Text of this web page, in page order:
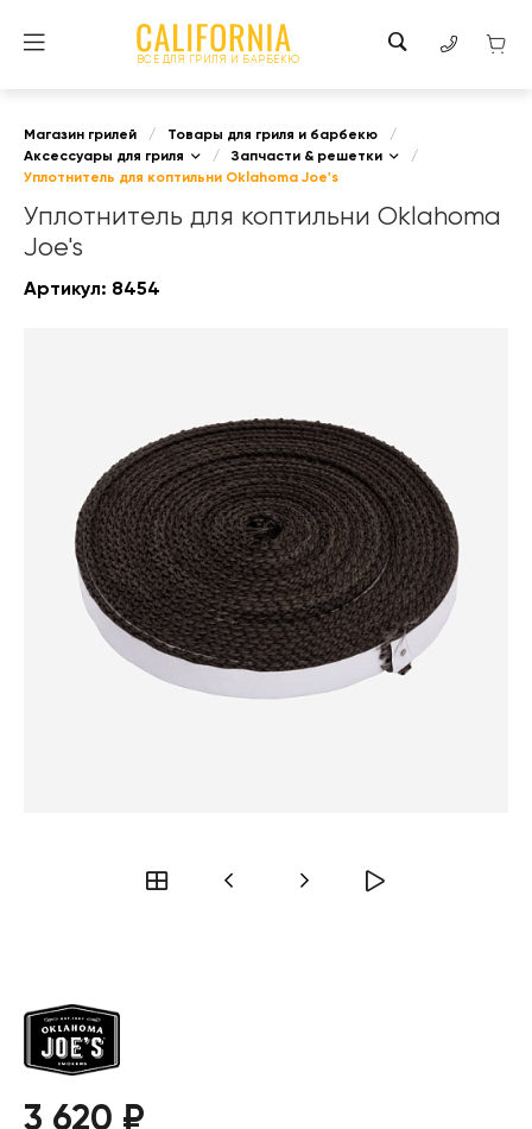
ВСЕ ДЛЯ ГРИЛЯ И БАРБЕКЮ
Магазин грилей / Товары для гриля и барбекю
/
Аксессуары для гриля
/ Запчасти & решетки
/
Уплотнитель для коптильни Oklahoma Joe's
Уплотнитель для коптильни Oklahoma
Joe's
Артикул: 8454
3 620 ₽